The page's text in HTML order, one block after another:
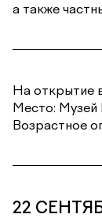
а также
На открытие
Место: Музей
Возрастное
22